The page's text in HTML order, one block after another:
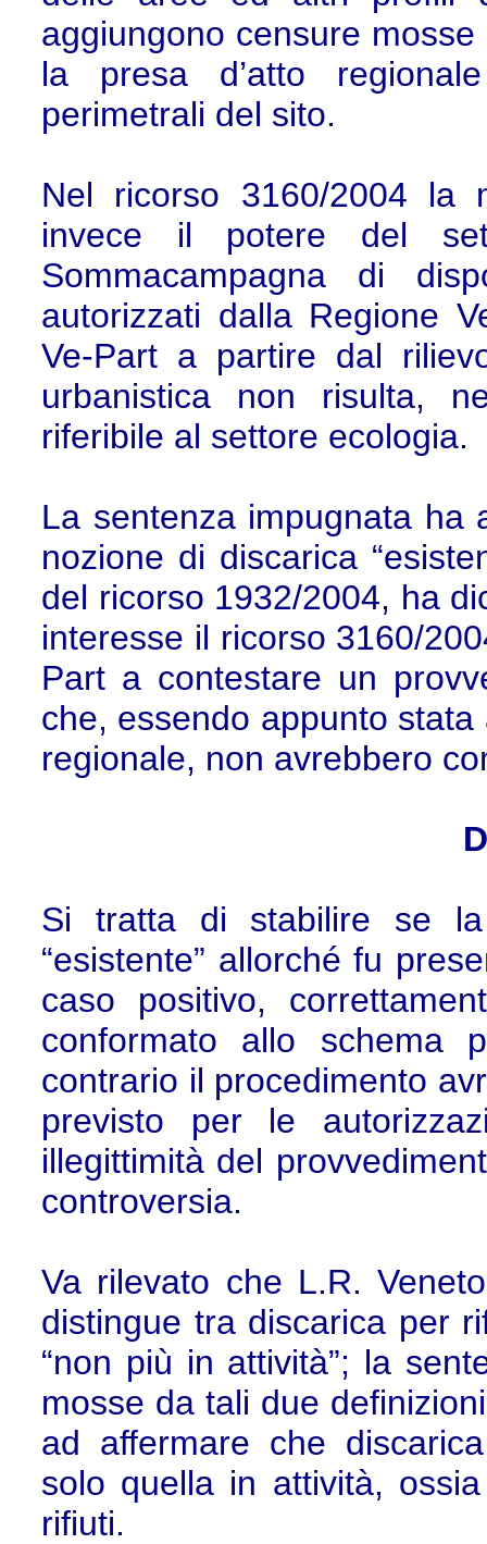
aggiungono censure
la presa d’atto
perimetrali del sito.
Nel ricorso 3160/2004 la
invece il potere del
Sommacampagna di
autorizzati dalla Regione
Ve-Part a partire dal
urbanistica non risulta,
riferibile al settore ecologia.
La sentenza impugnata ha
nozione di discarica
del ricorso 1932/2004, ha
interesse il ricorso 3160/
Part a contestare un
che, essendo appunto
regionale, non avrebbero
Si tratta di stabilire se
“esistente” allorché fu
caso positivo,
conformato allo schema
contrario il procedimento
previsto per le
illegittimità del
controversia.
Va rilevato che L.R.
distingue tra discarica per
“non più in attività”; la
mosse da tali due
ad affermare che
solo quella in attività,
rifiuti.